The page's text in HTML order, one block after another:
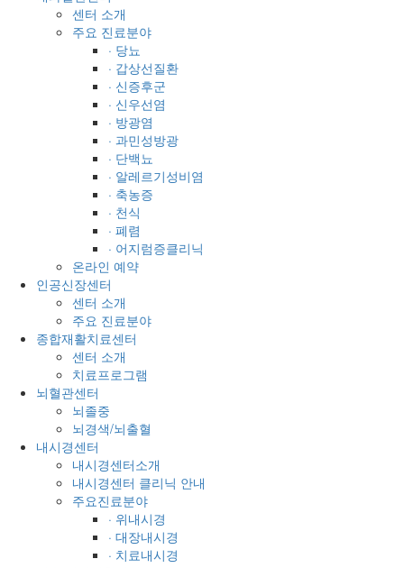
센터 소개
주요 진료분야
· 당뇨
· 갑상선질환
· 신증후군
· 신우선염
· 방광염
· 과민성방광
· 단백뇨
· 알레르기성비염
· 축농증
· 천식
· 폐렴
· 어지럼증클리닉
온라인 예약
인공신장센터
센터 소개
주요 진료분야
종합재활치료센터
센터 소개
치료프로그램
뇌혈관센터
뇌졸중
뇌경색/뇌출혈
내시경센터
내시경센터소개
내시경센터 클리닉 안내
주요진료분야
· 위내시경
· 대장내시경
· 치료내시경